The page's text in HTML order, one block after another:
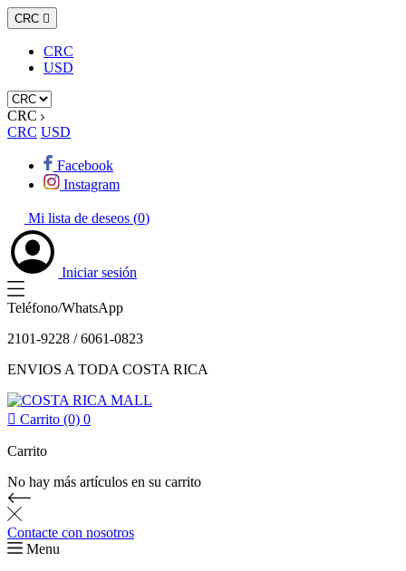
CRC 
CRC
USD
CRC
CRC USD
Facebook
Instagram
Mi lista de deseos (0)
Iniciar sesión
Teléfono/WhatsApp
2101-9228 / 6061-0823
ENVIOS A TODA COSTA RICA
 Carrito (0) 0
Carrito
No hay más artículos en su carrito
Contacte con nosotros
Menu